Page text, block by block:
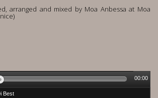
arranged and mixed by Moa Anbessa at Moa
Best
00:00